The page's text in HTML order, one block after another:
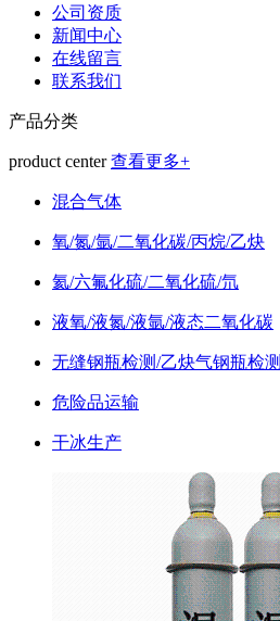
公司资质
新闻中心
在线留言
联系我们
产品分类
product center查看更多+
混合气体
氧/氮/氩/二氧化碳/丙烷/乙炔
氦/六氟化硫/二氧化硫/氘
液氧/液氮/液氩/液态二氧化碳
无缝钢瓶检测/乙炔气钢瓶检测
危险品运输
干冰生产